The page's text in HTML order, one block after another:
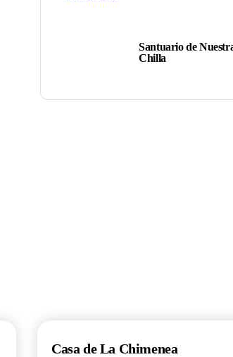
Santuario de
Chilla
Casa de La Chimenea